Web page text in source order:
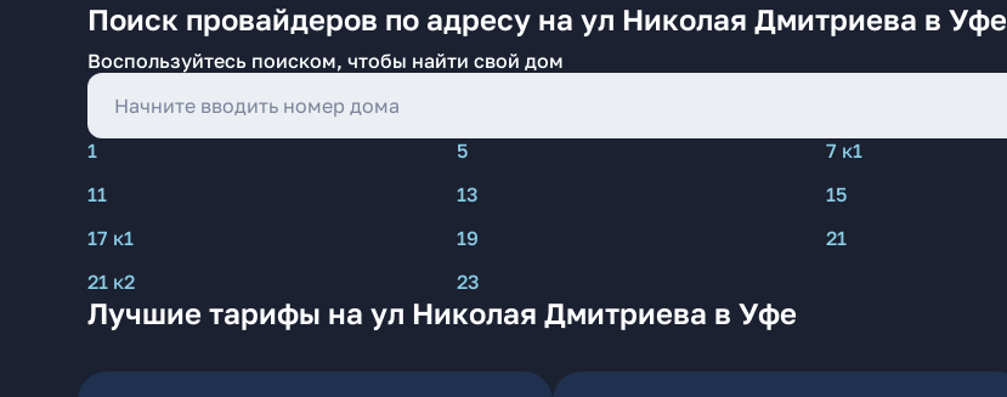
Поиск провайдеров по адресу на ул Николая Дмитриева в Уфе
Воспользуйтесь поиском, чтобы найти свой дом
1 5 7 к1
11
13 15
17 к1
19 21
21 к2
23
Лучшие тарифы на ул Николая Дмитриева в Уфе